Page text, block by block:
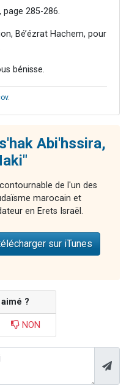
page 285-286.
Bé’ézrat Hachem, pour
bénisse.
.
Abi'hssira,
de l'un des
marocain et
en Erets Israël.
sur iTunes
?
NON